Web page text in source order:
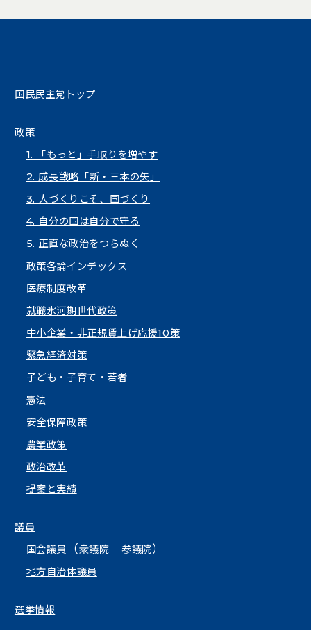
国民民主党トップ
政策
1. 「もっと」手取りを増やす
2. 成長戦略「新・三本の矢」
3. 人づくりこそ、国づくり
4. 自分の国は自分で守る
5. 正直な政治をつらぬく
政策各論インデックス
医療制度改革
就職氷河期世代政策
中小企業・非正規賃上げ応援10策
緊急経済対策
子ども・子育て・若者
憲法
安全保障政策
農業政策
政治改革
提案と実績
議員
国会議員
（衆議院 ｜参議院）
地方自治体議員
選挙情報